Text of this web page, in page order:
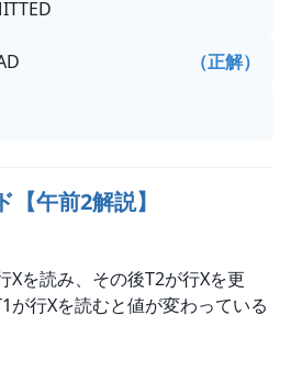
（正解）
午前2解説】
Xを読み、その後T2が行Xを更
が行Xを読むと値が変わっている